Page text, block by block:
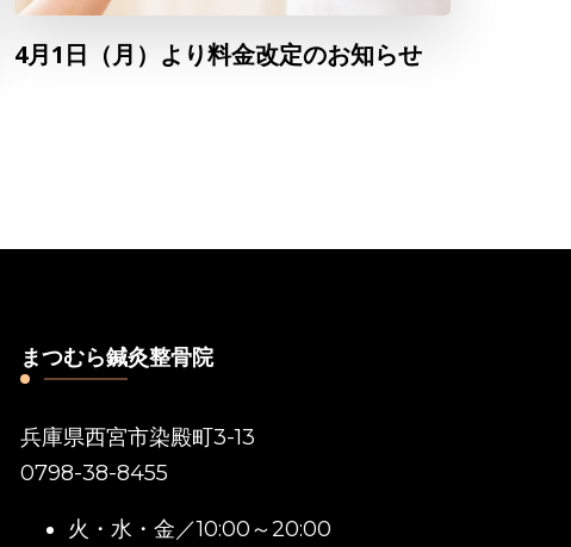
4月1日（月）より料金改定のお知らせ
まつむら鍼灸整骨院
兵庫県西宮市染殿町3-13
0798-38-8455
火・水・金／10:00～20:00